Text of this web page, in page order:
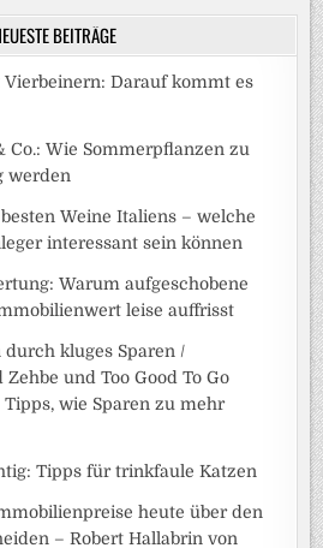
BEITRÄGE
Darauf kommt es
Co.: Wie Sommerpflanzen zu
werden
Weine Italiens – welche
interessant sein können
Warum aufgeschobene
leise auffrisst
kluges Sparen /
und Too Good To Go
wie Sparen zu mehr
Tipps für trinkfaule Katzen
heute über den
– Robert Hallabrin von